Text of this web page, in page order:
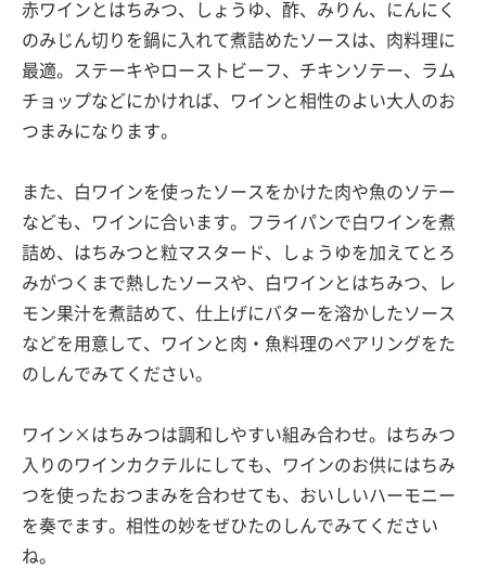
赤ワインとはちみつ、しょうゆ、酢、みりん、にんにく
のみじん切りを鍋に入れて煮詰めたソースは、肉料理に
最適。ステーキやローストビーフ、チキンソテー、ラム
チョップなどにかければ、ワインと相性のよい大人のお
つまみになります。
また、白ワインを使ったソースをかけた肉や魚のソテー
なども、ワインに合います。フライパンで白ワインを煮
詰め、はちみつと粒マスタード、しょうゆを加えてとろ
みがつくまで熱したソースや、白ワインとはちみつ、レ
モン果汁を煮詰めて、仕上げにバターを溶かしたソース
などを用意して、ワインと肉・魚料理のペアリングをた
のしんでみてください。
ワイン×はちみつは調和しやすい組み合わせ。はちみつ
入りのワインカクテルにしても、ワインのお供にはちみ
つを使ったおつまみを合わせても、おいしいハーモニー
を奏でます。相性の妙をぜひたのしんでみてください
ね。